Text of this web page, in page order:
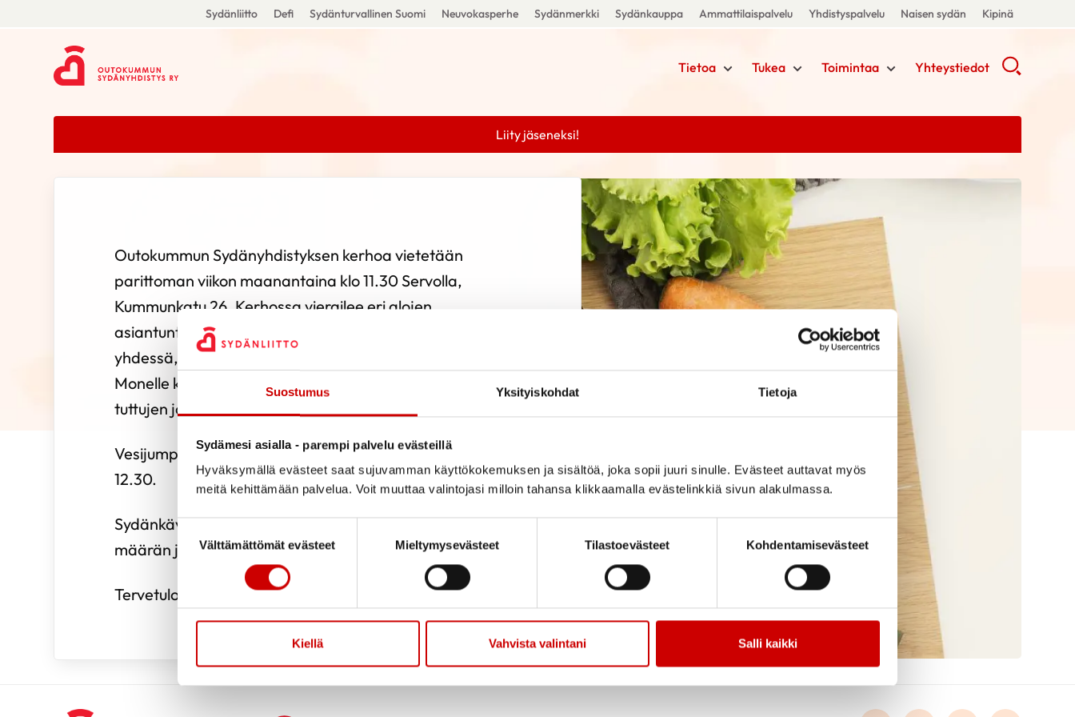
Suostumus Yksityiskohdat Tietoja
Sydämesi asialla - parempi palvelu evästeillä
Hyväksymällä evästeet saat sujuvamman käyttökokemuksen ja sisältöä, joka sopii juuri sinulle. Evästeet auttavat myös
meitä kehittämään palvelua. Voit muuttaa valintojasi milloin tahansa klikkaamalla evästelinkkiä sivun alakulmassa.
Suostumuksen valinta
Välttämättömät evästeet
Mieltymysevästeet Tilastoevästeet Kohdentamisevästeet
Kiellä Vahvista valintani Salli kaikki
Sydänliitto Defi Sydänturvallinen Suomi Neuvokasperhe Sydänmerkki Sydänkauppa Ammattilaispalvelu Yhdistyspalvelu Naisen sydän Kipinä
Tietoa Tukea Toimintaa Yhteystiedot
Liity jäseneksi!
Outokummun Sydänyhdistyksen kerhoa vietetään
parittoman viikon maanantaina klo 11.30 Servolla,
Kummunkatu 26. Kerhossa vierailee eri alojen
asiantuntijoita kertomassa omasta työstään, lauletaan
yhdessä, kahvitellaan ja tietenkin pidetään arpajaiset.
Monelle kerho on viikon kohokohta, saa vaihtaa ajatuksia
tuttujen ja ystävien kanssa.
Vesijumppa on kerran viikossa torstaisin uimahallilla klo
12.30.
Sydänkävely on talviajan tauolla vähäisen osallistuja
määrän johdosta. Aloitetaan lumien sulettua.
Tervetuloa mukaan toimintaan